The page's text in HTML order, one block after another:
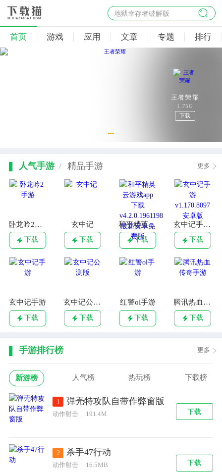
地狱幸存者破解版
首页 游戏 应用 文章 专题 排行
人气手游 精品手游
/ 更多
卧龙吟2手游
下载
玄中记
下载
和平精英云游戏app下载 v4.2.0.1961198 最新安卓免费版
下载
玄中记手游 v1.170.8097 安卓版
下载
玄中记手游
下载
玄中记公测版
下载
红警ol手游
下载
腾讯热血传奇手游
下载
手游排行榜 更多
新游榜 人气榜 热玩榜 下载榜
1 弹壳特攻队自带作弊窗版
动作射击 191.4M 下载
2 杀手47行动
动作射击 16.5MB 下载